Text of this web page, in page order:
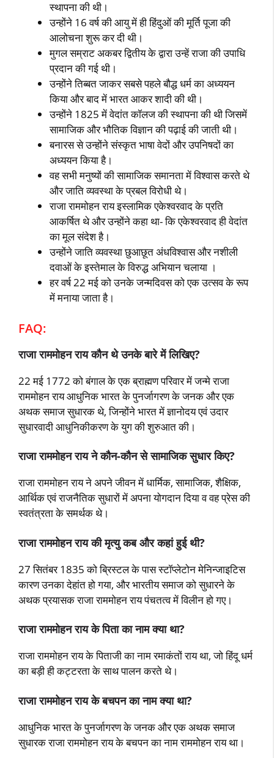
स्थापना की थी।
उन्होंने 16 वर्ष की आयु में ही हिंदुओं की मूर्ति पूजा की
आलोचना शुरू कर दी थी।
मुगल सम्राट अकबर द्वितीय के द्वारा उन्हें राजा की उपाधि
प्रदान की गई थी।
उन्होंने तिब्बत जाकर सबसे पहले बौद्ध धर्म का अध्ययन
किया और बाद में भारत आकर शादी की थी।
उन्होंने 1825 में वेदांत कॉलज की स्थापना की थी जिसमें
सामाजिक और भौतिक विज्ञान की पढ़ाई की जाती थी।
बनारस से उन्होंने संस्कृत भाषा वेदों और उपनिषदों का
अध्ययन किया है।
वह सभी मनुष्यों की सामाजिक समानता में विश्वास करते थे
और जाति व्यवस्था के प्रबल विरोधी थे।
राजा राममोहन राय इस्लामिक एकेश्वरवाद के प्रति
आकर्षित थे और उन्होंने कहा था- कि एकेश्वरवाद ही वेदांत
का मूल संदेश है।
उन्होंने जाति व्यवस्था छुआछूत अंधविश्वास और नशीली
दवाओं के इस्तेमाल के विरुद्ध अभियान चलाया ।
हर वर्ष 22 मई को उनके जन्मदिवस को एक उत्सव के रूप
में मनाया जाता है।
FAQ:
राजा राममोहन राय कौन थे उनके बारे में लिखिए?
22 मई 1772 को बंगाल के एक ब्राह्मण परिवार में जन्मे राजा
राममोहन राय आधुनिक भारत के पुनर्जागरण के जनक और एक
अथक समाज सुधारक थे, जिन्होंने भारत में ज्ञानोदय एवं उदार
सुधारवादी आधुनिकीकरण के युग की शुरुआत की।
राजा राममोहन राय ने कौन-कौन से सामाजिक सुधार किए?
राजा राममोहन राय ने अपने जीवन में धार्मिक, सामाजिक, शैक्षिक,
आर्थिक एवं राजनैतिक सुधारों में अपना योगदान दिया व वह प्रेस की
स्वतंत्रता के समर्थक थे।
राजा राममोहन राय की मृत्यु कब और कहां हुई थी?
27 सितंबर 1835 को ब्रिस्टल के पास स्टॉप्लेटोन मेनिन्जाइटिस
कारण उनका देहांत हो गया, और भारतीय समाज को सुधारने के
अथक प्रयासक राजा राममोहन राय पंचतत्व में विलीन हो गए।
राजा राममोहन राय के पिता का नाम क्या था?
राजा राममोहन राय के पिताजी का नाम रमाकंतों राय था, जो हिंदू धर्म
का बड़ी ही कट्टरता के साथ पालन करते थे।
राजा राममोहन राय के बचपन का नाम क्या था?
आधुनिक भारत के पुनर्जागरण के जनक और एक अथक समाज
सुधारक राजा राममोहन राय के बचपन का नाम राममोहन राय था।